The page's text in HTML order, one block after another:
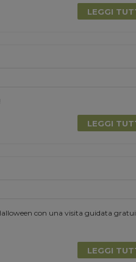
LEGGI
LEGGI
con una visita guidata
LEGGI